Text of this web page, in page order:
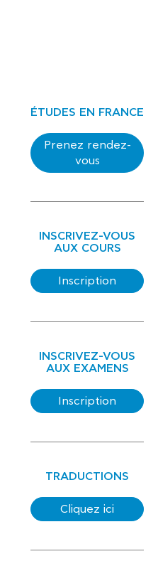
ÉTUDES EN FRANCE
Prenez rendez-
vous
INSCRIVEZ-VOUS
AUX COURS
Inscription
INSCRIVEZ-VOUS
AUX EXAMENS
Inscription
TRADUCTIONS
Cliquez ici